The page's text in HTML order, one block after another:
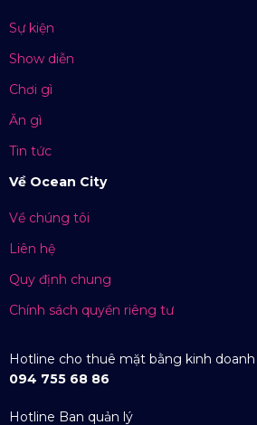
Sự kiện
Show diễn
Chơi gì
Ăn gì
Tin tức
Về Ocean City
Về chúng tôi
Liên hệ
Quy định chung
Chính sách quyền riêng tư
Hotline cho thuê mặt bằng kinh doanh
094 755 68 86
Hotline Ban quản lý